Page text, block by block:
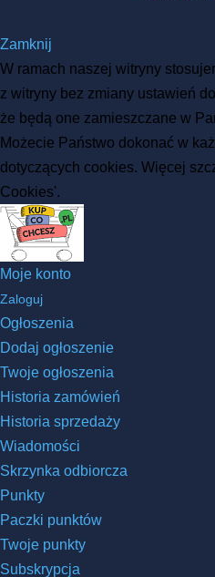
Zamknij
W ramach naszej witryny
z witryny bez zmiany ustawień
że będą one zamieszczane w
Możecie Państwo dokonać w
dotyczących cookies. Więcej
Cookies'.
Moje konto
Zaloguj
Ogłoszenia
Dodaj ogłoszenie
Twoje ogłoszenia
Historia zamówień
Historia sprzedaży
Wiadomości
Skrzynka odbiorcza
Punkty
Paczki punktów
Twoje punkty
Subskrypcja